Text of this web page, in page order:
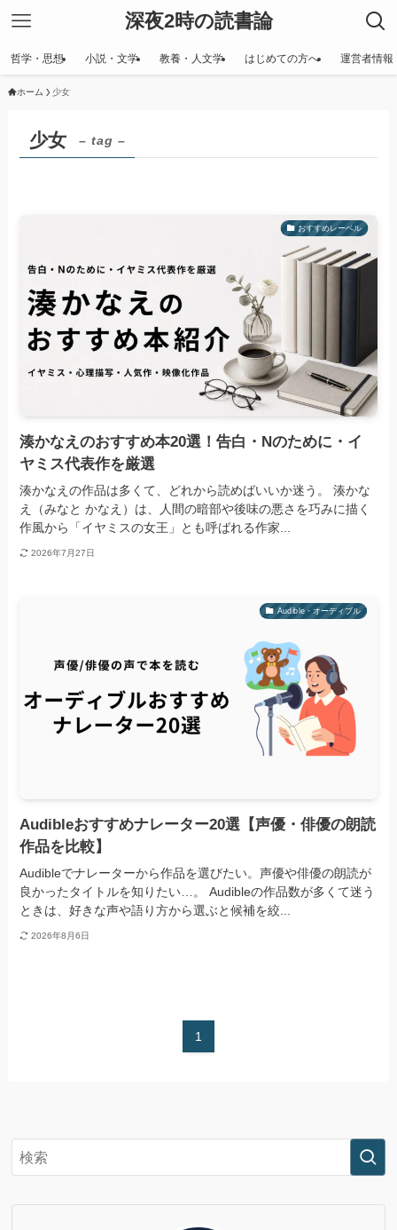
深夜2時の読書論
哲学・思想 小説・文学 教養・人文学 はじめての方へ 運営者情報
ホーム 少女
少女 – tag –
おすすめレーベル
湊かなえのおすすめ本20選！告白・Nのために・イ
ヤミス代表作を厳選
湊かなえの作品は多くて、どれから読めばいいか迷う。 湊かな
え（みなと かなえ）は、人間の暗部や後味の悪さを巧みに描く
作風から「イヤミスの女王」とも呼ばれる作家...
2026年7月27日
Audible・オーディブル
Audibleおすすめナレーター20選【声優・俳優の朗読
作品を比較】
Audibleでナレーターから作品を選びたい。声優や俳優の朗読が
良かったタイトルを知りたい…。 Audibleの作品数が多くて迷う
ときは、好きな声や語り方から選ぶと候補を絞...
2026年8月6日
1